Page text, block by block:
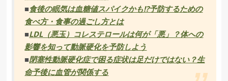
■食後の眠気は血糖値スパイクかも!?予防するための
食べ方・食事の過ごし方とは
■LDL（悪玉）コレステロールは何が「悪」？体への
影響を知って動脈硬化を予防しよう
■閉塞性動脈硬化症で困る症状は足だけではない？生
命予後に血管が関係する